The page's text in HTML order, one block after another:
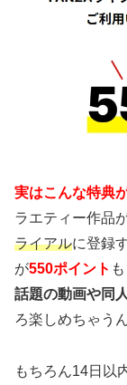
実はこんな特典
ラエティー作品
ライアルに登録
が550ポイント
話題の動画や同
ろ楽しめちゃう
もちろん14日以